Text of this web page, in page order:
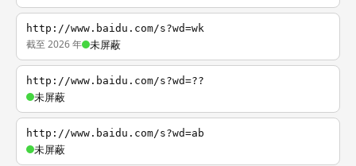
http://www.baidu.com/s?wd=wk
截至 2026 年 未屏蔽
http://www.baidu.com/s?wd=??
未屏蔽
http://www.baidu.com/s?wd=ab
未屏蔽